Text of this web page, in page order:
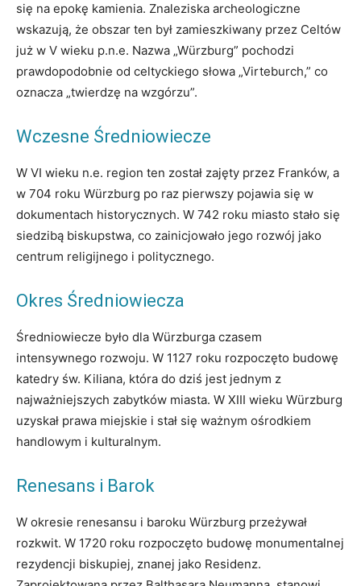
się na epokę kamienia. Znaleziska archeologiczne
wskazują, że obszar ten był zamieszkiwany przez Celtów
już w V wieku p.n.e. Nazwa „Würzburg” pochodzi
prawdopodobnie od celtyckiego słowa „Virteburch,” co
oznacza „twierdzę na wzgórzu”.
Wczesne Średniowiecze
W VI wieku n.e. region ten został zajęty przez Franków, a
w 704 roku Würzburg po raz pierwszy pojawia się w
dokumentach historycznych. W 742 roku miasto stało się
siedzibą biskupstwa, co zainicjowało jego rozwój jako
centrum religijnego i politycznego.
Okres Średniowiecza
Średniowiecze było dla Würzburga czasem
intensywnego rozwoju. W 1127 roku rozpoczęto budowę
katedry św. Kiliana, która do dziś jest jednym z
najważniejszych zabytków miasta. W XIII wieku Würzburg
uzyskał prawa miejskie i stał się ważnym ośrodkiem
handlowym i kulturalnym.
Renesans i Barok
W okresie renesansu i baroku Würzburg przeżywał
rozkwit. W 1720 roku rozpoczęto budowę monumentalnej
rezydencji biskupiej, znanej jako Residenz.